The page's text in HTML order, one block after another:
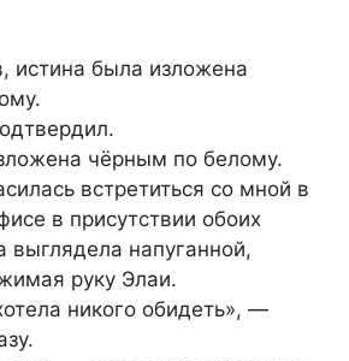
истина была изложена
чёрным по белому.
встретиться со мной в
в присутствии обоих
выглядела напуганной,
руку Элаи.
никого обидеть», —